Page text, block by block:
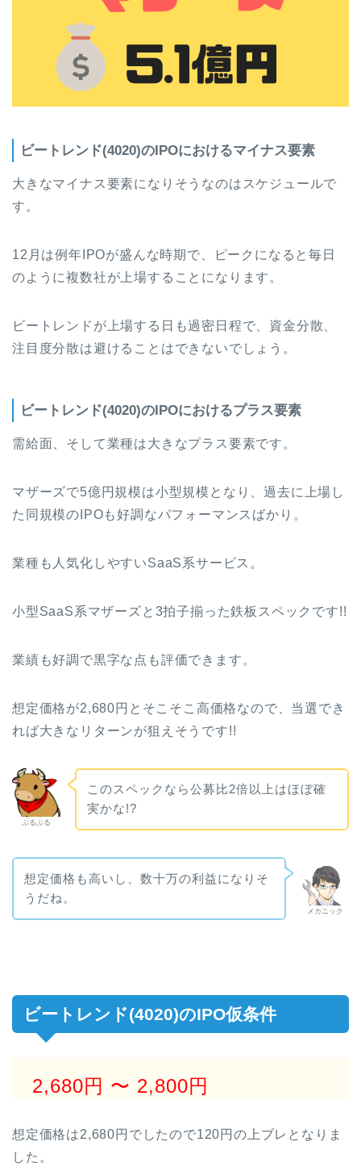
ビートレンド(4020)のIPOにおけるマイナス要素
大きなマイナス要素になりそうなのはスケジュールで
す。
12月は例年IPOが盛んな時期で、ピークになると毎日
のように複数社が上場することになります。
ビートレンドが上場する日も過密日程で、資金分散、
注目度分散は避けることはできないでしょう。
ビートレンド(4020)のIPOにおけるプラス要素
需給面、そして業種は大きなプラス要素です。
マザーズで5億円規模は小型規模となり、過去に上場し
た同規模のIPOも好調なパフォーマンスばかり。
業種も人気化しやすいSaaS系サービス。
小型SaaS系マザーズと3拍子揃った鉄板スペックです!!
業績も好調で黒字な点も評価できます。
想定価格が2,680円とそこそこ高価格なので、当選でき
れば大きなリターンが狙えそうです!!
ぶるぶる
このスペックなら公募比2倍以上はほぼ確
実かな!?
メカニック
想定価格も高いし、数十万の利益になりそ
うだね。
ビートレンド(4020)のIPO仮条件
2,680円 〜 2,800円
想定価格は2,680円でしたので120円の上ブレとなりま
した。